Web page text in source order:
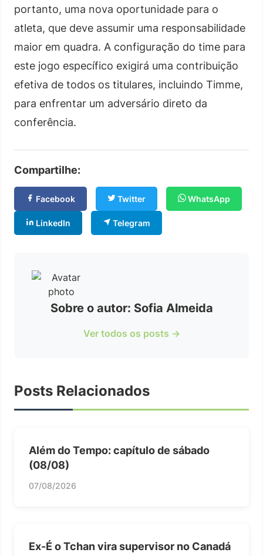
portanto, uma nova oportunidade para o
atleta, que deve assumir uma responsabilidade
maior em quadra. A configuração do time para
este jogo específico exigirá uma contribuição
efetiva de todos os titulares, incluindo Timme,
para enfrentar um adversário direto da
conferência.
Compartilhe:
Facebook Twitter WhatsApp
LinkedIn Telegram
Sobre o autor: Sofia Almeida
Ver todos os posts →
Posts Relacionados
Além do Tempo: capítulo de sábado
(08/08)
07/08/2026
Ex-É o Tchan vira supervisor no Canadá